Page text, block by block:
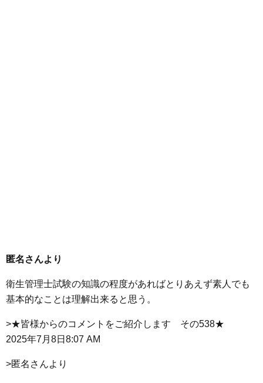
匿名さんより
衛生管理士試験の知識の程度があればとりあえず素人でも
基本的なことは理解出来ると思う。
>★皆様からのコメントをご紹介します その538★
2025年7月8日8:07 AM
>匿名さんより